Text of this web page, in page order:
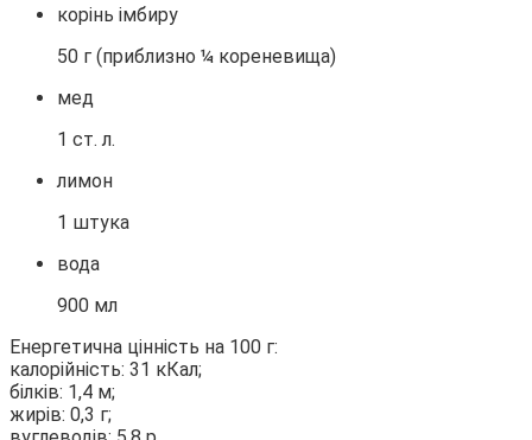
корінь імбиру
50 г (приблизно ¼ кореневища)
мед
1 ст. л.
лимон
1 штука
вода
900 мл
Енергетична цінність на 100 г:
калорійність: 31 кКал;
білків: 1,4 м;
жирів: 0,3 г;